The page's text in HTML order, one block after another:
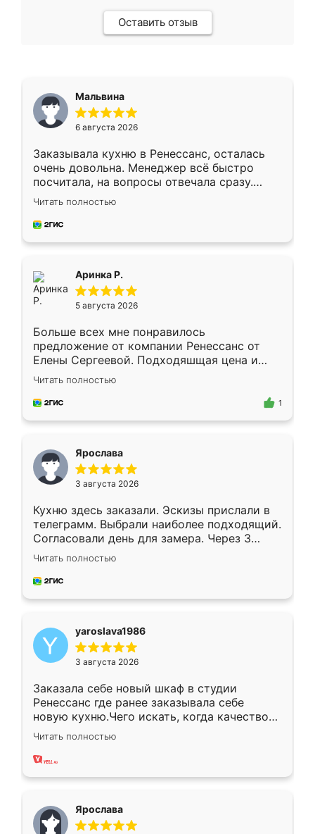
Оставить отзыв
Мальвина
6 августа 2026
Заказывала кухню в Ренессанс, осталась
очень довольна. Менеджер всё быстро
посчитала, на вопросы отвечала сразу.
Замерщик приехал в субботу, подошёл к
делу со всей ответственностью. Собрали
за день, ребята работали аккуратно, даже
Читать полностью
Аринка Р.
5 августа 2026
Больше всех мне понравилось
предложение от компании Ренессанс от
Елены Сергеевой. Подходяшщая цена и
короткие сроки изготовления. Приехавший
для замера сотрудник Владислав
предложил по моему эскизу самый
Читать полностью
1
Ярослава
3 августа 2026
Кухню здесь заказали. Эскизы прислали в
телеграмм. Выбрали наиболее подходящий.
Согласовали день для замера. Через 3
недели кухня была уже готова. Остались
довольны работой. Спасибо Ренессанс
мебель за качественную работу!
Читать полностью
yaroslava1986
3 августа 2026
Заказала себе новый шкаф в студии
Ренессанс где ранее заказывала себе
новую кухню.Чего искать, когда качеством
вполне довольна. Служит кухня уже почти
два года, нареканий нет.
Читать полностью
Ярослава